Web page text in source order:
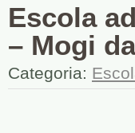
Escola
– Mogi
Categoria: